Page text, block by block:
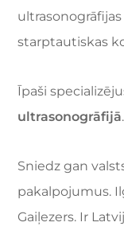
starptautiskas
Īpaši
ultrasonogrāfijā.
Sniedz gan
pakalpojumus.
Gaiļezers. Ir